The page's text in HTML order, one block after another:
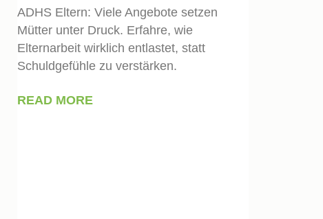
ADHS Eltern: Viele Angebote setzen
Mütter unter Druck. Erfahre, wie
Elternarbeit wirklich entlastet, statt
Schuldgefühle zu verstärken.
READ MORE